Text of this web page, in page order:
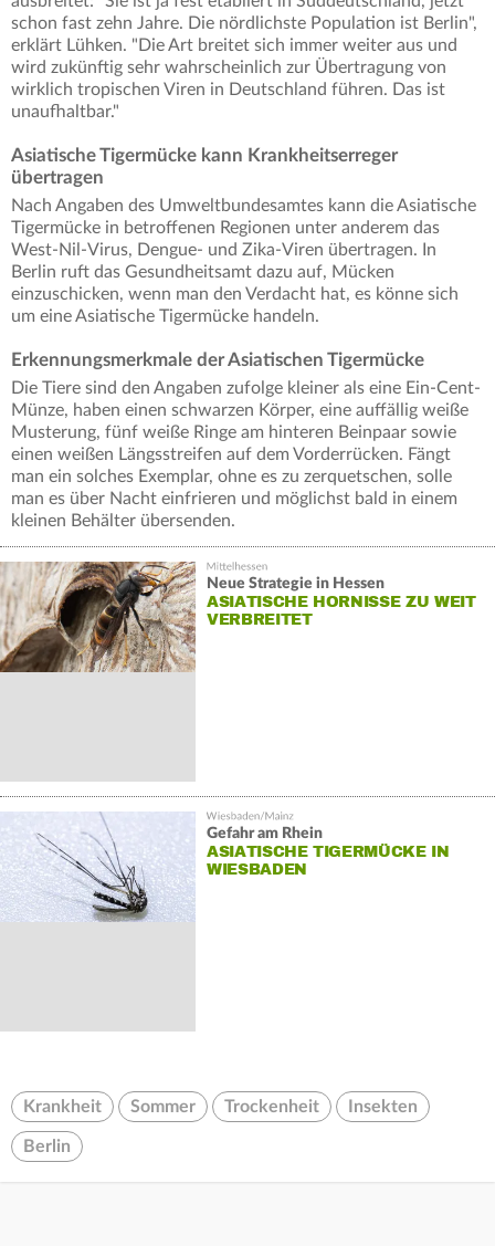
schon fast zehn Jahre. Die nördlichste Population ist Berlin",
erklärt Lühken. "Die Art breitet sich immer weiter aus und
wird zukünftig sehr wahrscheinlich zur Übertragung von
wirklich tropischen Viren in Deutschland führen. Das ist
unaufhaltbar."
Asiatische Tigermücke kann Krankheitserreger
übertragen
Nach Angaben des Umweltbundesamtes kann die Asiatische
Tigermücke in betroffenen Regionen unter anderem das
West-Nil-Virus, Dengue- und Zika-Viren übertragen. In
Berlin ruft das Gesundheitsamt dazu auf, Mücken
einzuschicken, wenn man den Verdacht hat, es könne sich
um eine Asiatische Tigermücke handeln.
Erkennungsmerkmale der Asiatischen Tigermücke
Die Tiere sind den Angaben zufolge kleiner als eine Ein-Cent-
Münze, haben einen schwarzen Körper, eine auffällig weiße
Musterung, fünf weiße Ringe am hinteren Beinpaar sowie
einen weißen Längsstreifen auf dem Vorderrücken. Fängt
man ein solches Exemplar, ohne es zu zerquetschen, solle
man es über Nacht einfrieren und möglichst bald in einem
kleinen Behälter übersenden.
Neue Strategie in Hessen
ASIATISCHE HORNISSE ZU WEIT
VERBREITET
Gefahr am Rhein
ASIATISCHE TIGERMÜCKE IN
WIESBADEN
Krankheit Sommer Trockenheit Insekten
Berlin